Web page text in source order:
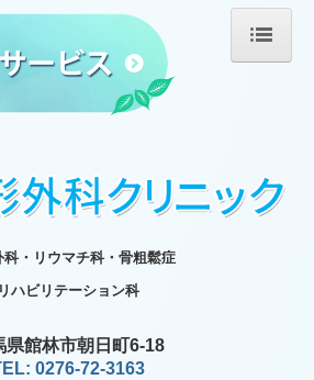
科・リウマチ科・骨粗鬆症
リハビリテーション科
県館林市朝日町6-18
0276-72-3163